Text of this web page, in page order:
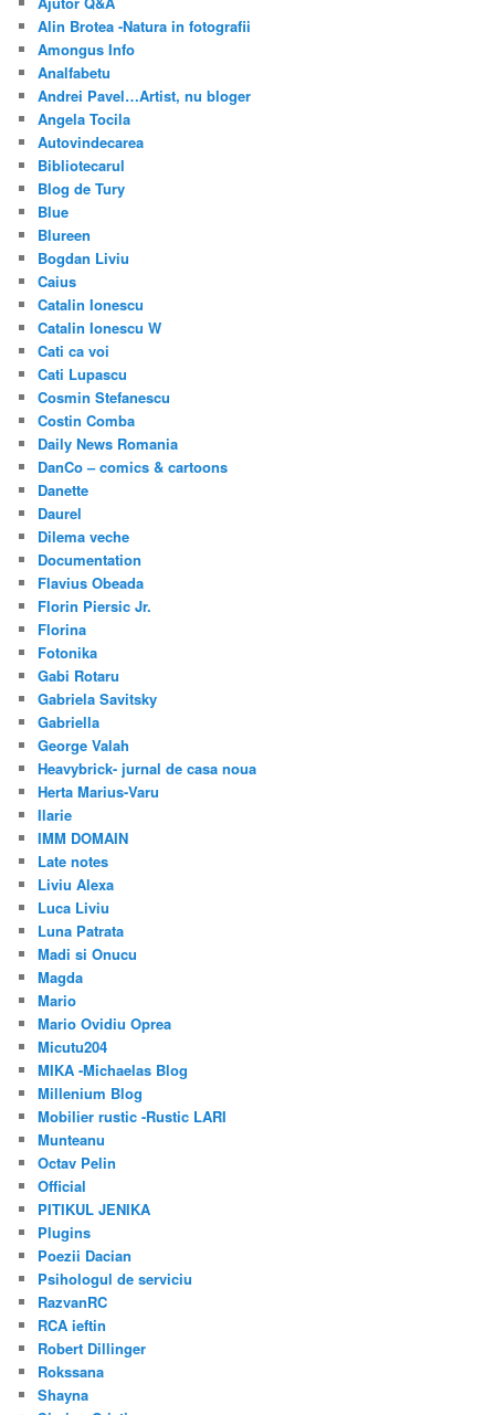
Alin Brotea -Natura in fotografii
Amongus Info
Analfabetu
Andrei Pavel…Artist, nu bloger
Angela Tocila
Autovindecarea
Bibliotecarul
Blog de Tury
Blue
Blureen
Bogdan Liviu
Caius
Catalin Ionescu
Catalin Ionescu W
Cati ca voi
Cati Lupascu
Cosmin Stefanescu
Costin Comba
Daily News Romania
DanCo – comics & cartoons
Danette
Daurel
Dilema veche
Documentation
Flavius Obeada
Florin Piersic Jr.
Florina
Fotonika
Gabi Rotaru
Gabriela Savitsky
Gabriella
George Valah
Heavybrick- jurnal de casa noua
Herta Marius-Varu
Ilarie
IMM DOMAIN
Late notes
Liviu Alexa
Luca Liviu
Luna Patrata
Madi si Onucu
Magda
Mario
Mario Ovidiu Oprea
Micutu204
MIKA -Michaelas Blog
Millenium Blog
Mobilier rustic -Rustic LARI
Munteanu
Octav Pelin
Official
PITIKUL JENIKA
Plugins
Poezii Dacian
Psihologul de serviciu
RazvanRC
RCA ieftin
Robert Dillinger
Rokssana
Shayna